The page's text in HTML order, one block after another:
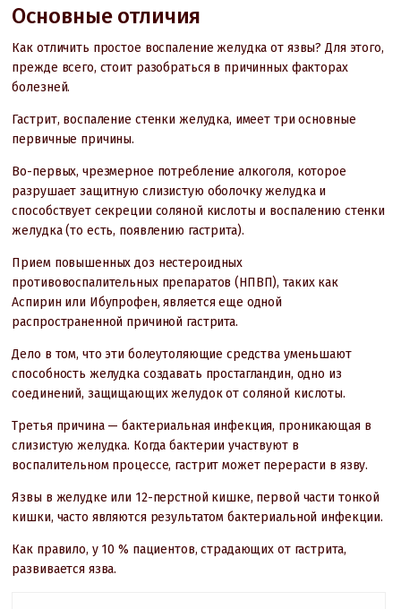
Основные отличия
Как отличить простое воспаление желудка от язвы? Для этого,
прежде всего, стоит разобраться в причинных факторах
болезней.
Гастрит, воспаление стенки желудка, имеет три основные
первичные причины.
Во-первых, чрезмерное потребление алкоголя, которое
разрушает защитную слизистую оболочку желудка и
способствует секреции соляной кислоты и воспалению стенки
желудка (то есть, появлению гастрита).
Прием повышенных доз нестероидных
противовоспалительных препаратов (НПВП), таких как
Аспирин или Ибупрофен, является еще одной
распространенной причиной гастрита.
Дело в том, что эти болеутоляющие средства уменьшают
способность желудка создавать простагландин, одно из
соединений, защищающих желудок от соляной кислоты.
Третья причина — бактериальная инфекция, проникающая в
слизистую желудка. Когда бактерии участвуют в
воспалительном процессе, гастрит может перерасти в язву.
Язвы в желудке или 12-перстной кишке, первой части тонкой
кишки, часто являются результатом бактериальной инфекции.
Как правило, у 10 % пациентов, страдающих от гастрита,
развивается язва.